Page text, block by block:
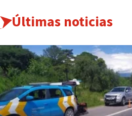
Últimas noticias